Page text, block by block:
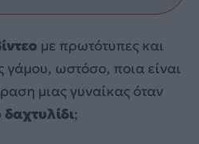
με πρωτότυπες και
γάμου, ωστόσο, ποια είναι
μιας γυναίκας όταν
;